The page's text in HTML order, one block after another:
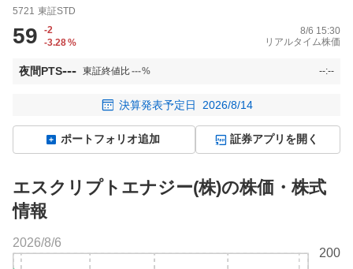
5721 東証STD
59
-2
-3.28%
8/6 15:30
リアルタイム株価
夜間PTS--- 東証終値比---% --:--
決算発表予定日 2026/8/14
ポートフォリオ追加 証券アプリを開く
エスクリプトエナジー(株)の株価・株式
情報
200
2026/8/6